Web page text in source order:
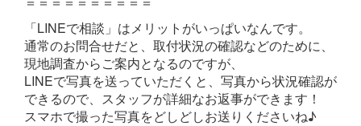
「LINEで相談」はメリットがいっぱいなんです。
通常のお問合せだと、取付状況の確認などのために、
現地調査からご案内となるのですが、
LINEで写真を送っていただくと、写真から状況確認が
できるので、スタッフが詳細なお返事ができます！
スマホで撮った写真をどしどしお送りくださいね♪